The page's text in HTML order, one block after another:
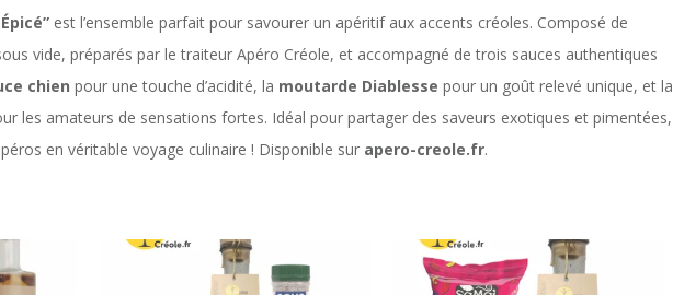
est l’ensemble parfait pour savourer un apéritif aux accents créoles. Composé de
vide, préparés par le traiteur Apéro Créole, et accompagné de trois sauces authentiques
chien pour une touche d’acidité, la moutarde Diablesse pour un goût relevé unique, et la
les amateurs de sensations fortes. Idéal pour partager des saveurs exotiques et pimentées,
en véritable voyage culinaire ! Disponible sur apero-creole.fr.